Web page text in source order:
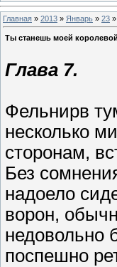
Главная » 2013 » Январь » 23
Ты станешь моей
Глава 7.
Фельнирв
несколько
сторонам,
Без
надоело
ворон,
недовольно
поспешно